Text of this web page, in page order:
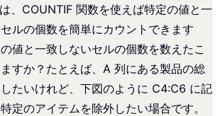
、COUNTIF 関数を使えば特定の値と一
ルの個数を簡単にカウントできます
値と一致しないセルの個数を数えたこ
すか？たとえば、A 列にある製品の総
たいけれど、下図のように C4:C6 に記
定のアイテムを除外したい場合です。